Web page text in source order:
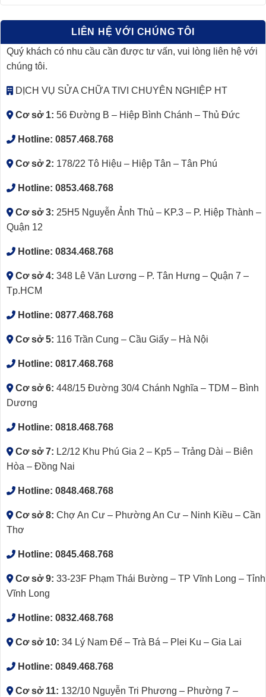
LIÊN HỆ VỚI CHÚNG TÔI
Quý khách có nhu cầu cần được tư vấn, vui lòng liên hệ với
chúng tôi.
DỊCH VỤ SỬA CHỮA TIVI CHUYÊN NGHIỆP HT
Cơ sở 1: 56 Đường B – Hiệp Bình Chánh – Thủ Đức
Hotline: 0857.468.768
Cơ sở 2: 178/22 Tô Hiệu – Hiệp Tân – Tân Phú
Hotline: 0853.468.768
Cơ sở 3: 25H5 Nguyễn Ảnh Thủ – KP.3 – P. Hiệp Thành –
Quận 12
Hotline: 0834.468.768
Cơ sở 4: 348 Lê Văn Lương – P. Tân Hưng – Quận 7 –
Tp.HCM
Hotline: 0877.468.768
Cơ sở 5: 116 Trần Cung – Cầu Giấy – Hà Nội
Hotline: 0817.468.768
Cơ sở 6: 448/15 Đường 30/4 Chánh Nghĩa – TDM – Bình
Dương
Hotline: 0818.468.768
Cơ sở 7: L2/12 Khu Phú Gia 2 – Kp5 – Trảng Dài – Biên
Hòa – Đồng Nai
Hotline: 0848.468.768
Cơ sở 8: Chợ An Cư – Phường An Cư – Ninh Kiều – Cần
Thơ
Hotline: 0845.468.768
Cơ sở 9: 33-23F Phạm Thái Bường – TP Vĩnh Long – Tỉnh
Vĩnh Long
Hotline: 0832.468.768
Cơ sở 10: 34 Lý Nam Đế – Trà Bá – Plei Ku – Gia Lai
Hotline: 0849.468.768
Cơ sở 11: 132/10 Nguyễn Tri Phương – Phường 7 –